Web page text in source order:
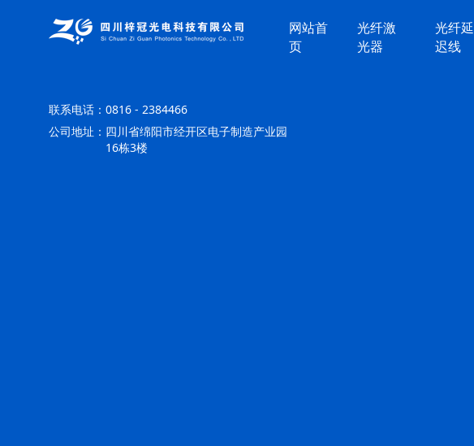
联系电话： 0816 - 2384466
公司地址： 四川省绵阳市经开区电子制造产业园
16栋3楼
网站首
页
光纤激
光器
光纤延
迟线